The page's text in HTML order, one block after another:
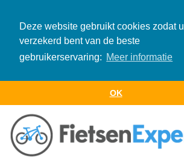
Deze website gebruikt cookies zodat u
verzekerd bent van de beste
gebruikerservaring: Meer informatie
OK